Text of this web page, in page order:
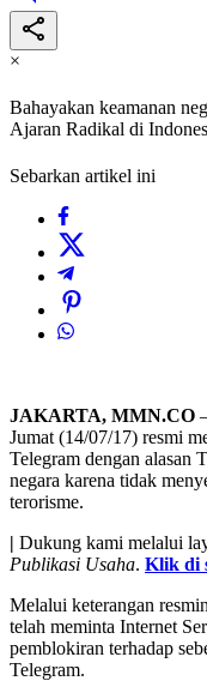
×
Bahayakan keamanan
Ajaran Radikal di
Sebarkan artikel ini
JAKARTA, MMN.CO
Jumat (14/07/17) resmi
Telegram dengan alasan
negara karena tidak
terorisme.
| Dukung kami melalui
Publikasi Usaha. Klik di
Melalui keterangan
telah meminta Internet
pemblokiran terhadap
Telegram.